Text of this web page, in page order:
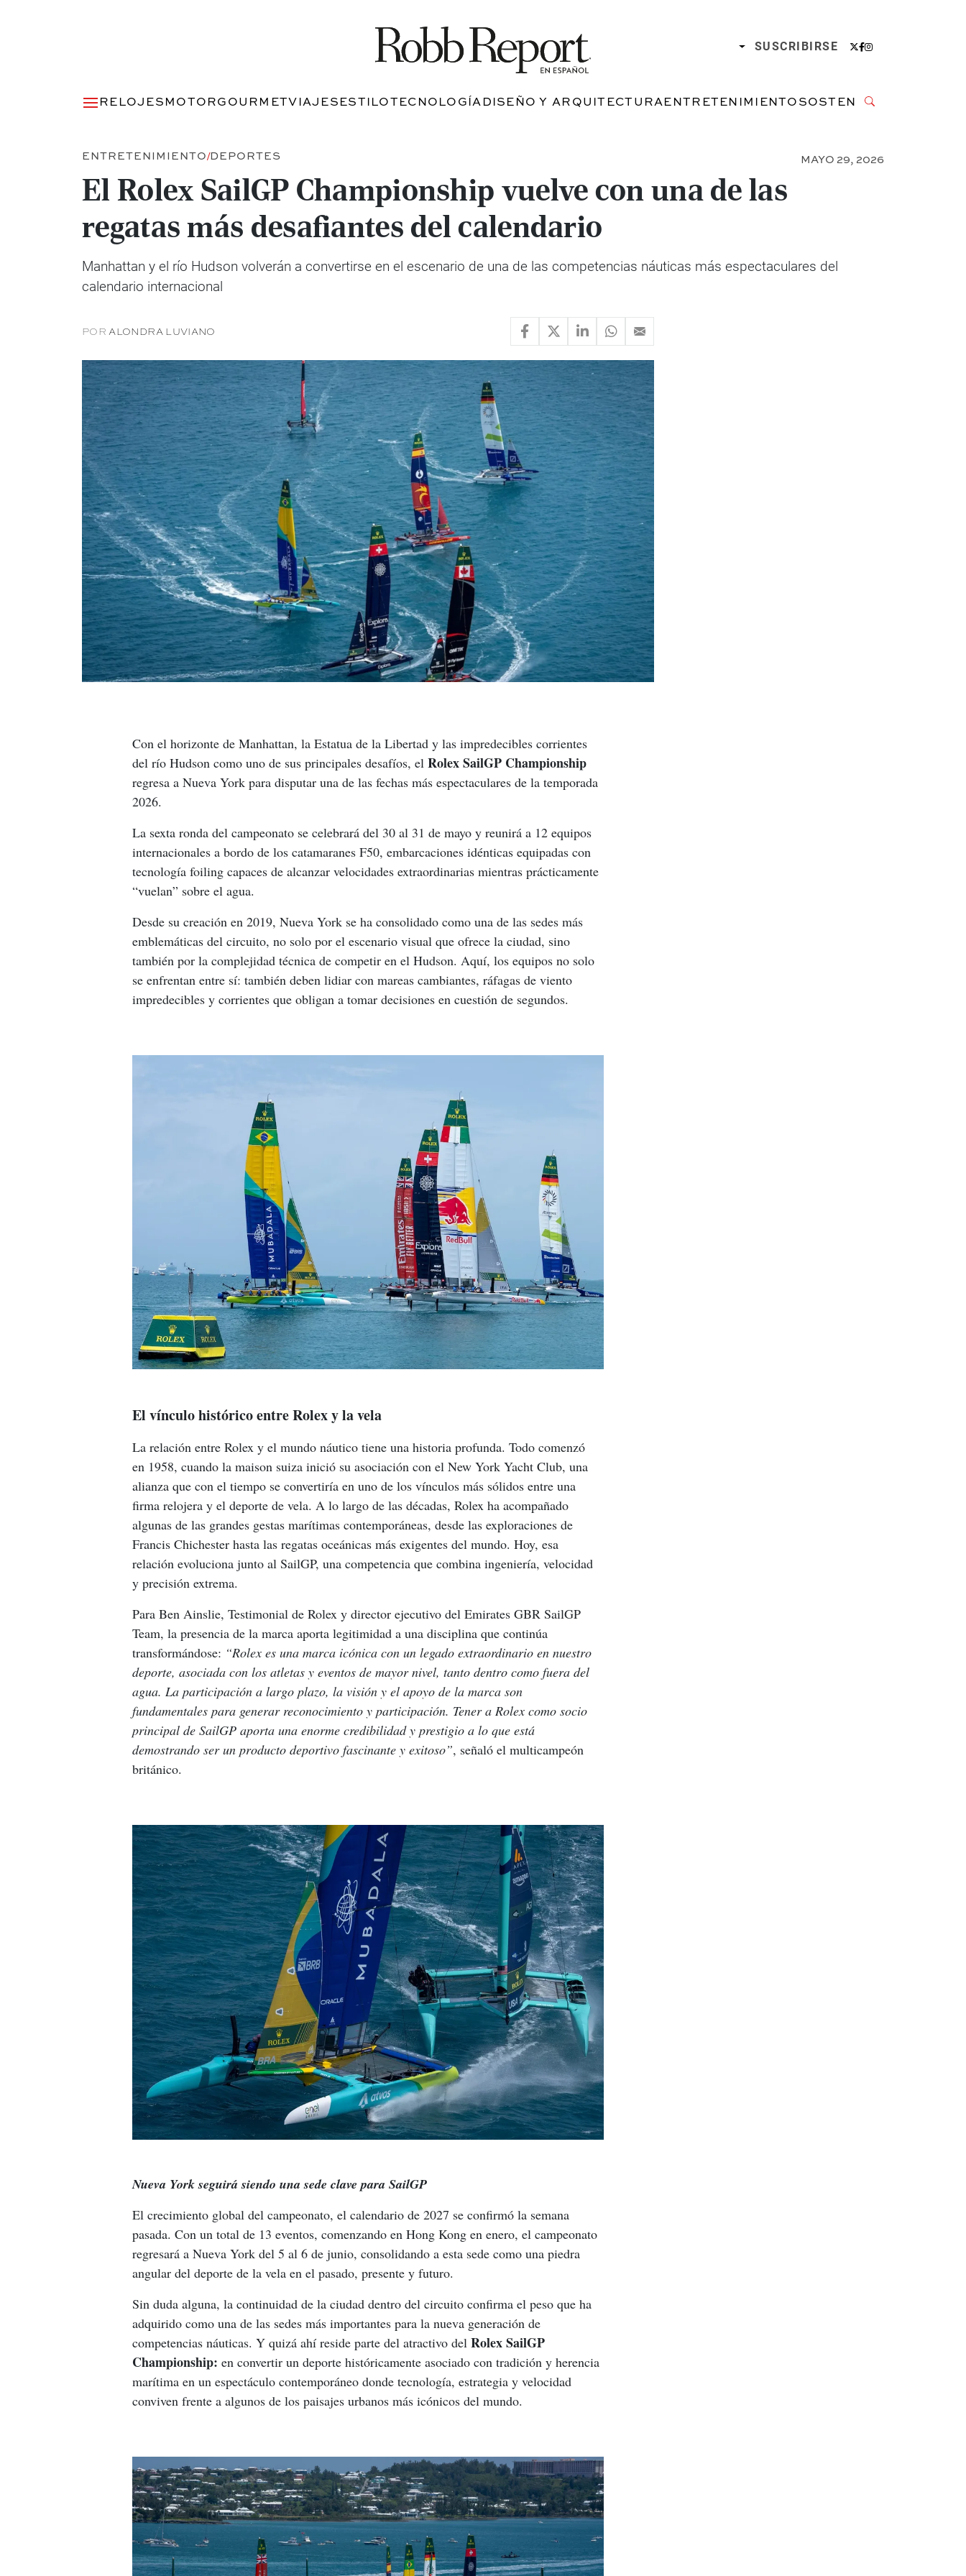
SUSCRIBIRSE
RELOJESMOTORGOURMETVIAJESESTILOTECNOLOGÍADISEÑO Y ARQUITECTURAENTRETENIMIENTOSOSTENIBILIDAD
ENTRETENIMIENTO DEPORTES MAYO 29, 2026
El Rolex SailGP Championship vuelve con una de las
regatas más desafiantes del calendario
Manhattan y el río Hudson volverán a convertirse en el escenario de una de las competencias náuticas más espectaculares del
calendario internacional
PORALONDRA LUVIANO
Con el horizonte de Manhattan, la Estatua de la Libertad y las impredecibles corrientes
del río Hudson como uno de sus principales desafíos, el Rolex SailGP Championship
regresa a Nueva York para disputar una de las fechas más espectaculares de la temporada
2026.
La sexta ronda del campeonato se celebrará del 30 al 31 de mayo y reunirá a 12 equipos
internacionales a bordo de los catamaranes F50, embarcaciones idénticas equipadas con
tecnología foiling capaces de alcanzar velocidades extraordinarias mientras prácticamente
“vuelan” sobre el agua.
Desde su creación en 2019, Nueva York se ha consolidado como una de las sedes más
emblemáticas del circuito, no solo por el escenario visual que ofrece la ciudad, sino
también por la complejidad técnica de competir en el Hudson. Aquí, los equipos no solo
se enfrentan entre sí: también deben lidiar con mareas cambiantes, ráfagas de viento
impredecibles y corrientes que obligan a tomar decisiones en cuestión de segundos.
El vínculo histórico entre Rolex y la vela
La relación entre Rolex y el mundo náutico tiene una historia profunda. Todo comenzó
en 1958, cuando la maison suiza inició su asociación con el New York Yacht Club, una
alianza que con el tiempo se convertiría en uno de los vínculos más sólidos entre una
firma relojera y el deporte de vela. A lo largo de las décadas, Rolex ha acompañado
algunas de las grandes gestas marítimas contemporáneas, desde las exploraciones de
Francis Chichester hasta las regatas oceánicas más exigentes del mundo. Hoy, esa
relación evoluciona junto al SailGP, una competencia que combina ingeniería, velocidad
y precisión extrema.
Para Ben Ainslie, Testimonial de Rolex y director ejecutivo del Emirates GBR SailGP
Team, la presencia de la marca aporta legitimidad a una disciplina que continúa
transformándose: “Rolex es una marca icónica con un legado extraordinario en nuestro
deporte, asociada con los atletas y eventos de mayor nivel, tanto dentro como fuera del
agua. La participación a largo plazo, la visión y el apoyo de la marca son
fundamentales para generar reconocimiento y participación. Tener a Rolex como socio
principal de SailGP aporta una enorme credibilidad y prestigio a lo que está
demostrando ser un producto deportivo fascinante y exitoso”, señaló el multicampeón
británico.
Nueva York seguirá siendo una sede clave para SailGP
El crecimiento global del campeonato, el calendario de 2027 se confirmó la semana
pasada. Con un total de 13 eventos, comenzando en Hong Kong en enero, el campeonato
regresará a Nueva York del 5 al 6 de junio, consolidando a esta sede como una piedra
angular del deporte de la vela en el pasado, presente y futuro.
Sin duda alguna, la continuidad de la ciudad dentro del circuito confirma el peso que ha
adquirido como una de las sedes más importantes para la nueva generación de
competencias náuticas. Y quizá ahí reside parte del atractivo del Rolex SailGP
Championship: en convertir un deporte históricamente asociado con tradición y herencia
marítima en un espectáculo contemporáneo donde tecnología, estrategia y velocidad
conviven frente a algunos de los paisajes urbanos más icónicos del mundo.